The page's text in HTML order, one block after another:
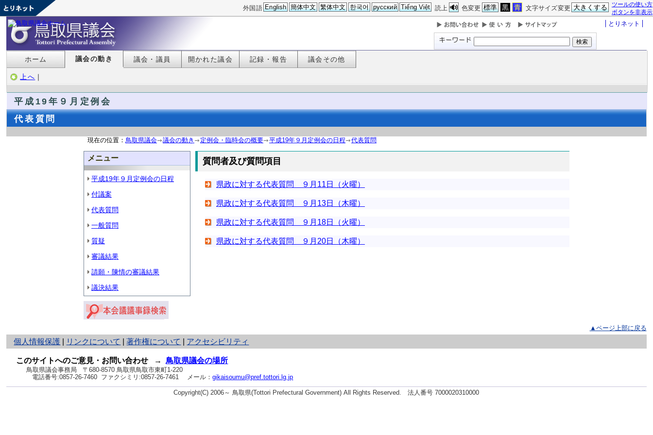
ツールの使い方
ボタンを非表示
文字サイズ変更 大きくする
色変更 標準 黒 青
読上
外国語 English 簡体中文 繁体中文 한국어 русский Tiếng Việt
とりネット
ホーム 議会の動き 議会・議員 開かれた議会 記録・報告 議会その他
上へ ｜
平成19年９月定例会
代表質問
現在の位置： 鳥取県議会 議会の動き 定例会・臨時会の概要 平成19年９月定例会の日程 代表質問
メニュー
平成19年９月定例会の日程
付議案
代表質問
一般質問
質疑
審議結果
請願・陳情の審議結果
議決結果
質問者及び質問項目
県政に対する代表質問 ９月11日（火曜）
県政に対する代表質問 ９月13日（木曜）
県政に対する代表質問 ９月18日（火曜）
県政に対する代表質問 ９月20日（木曜）
▲ページ上部に戻る
個人情報保護
と
り
ネ
ッ
ト
へ
リンクについて |著作権について アクセシビリティ
このサイトへのご意見・お問い合わせ →鳥取県議会の場所
鳥取県議会事務局
〒680-8570 鳥取県鳥取市東町1-220
電話番号:0857-26-7460 ファクシミリ:0857-26-7461 メール：gikaisoumu@pref.tottori.lg.jp
Copyright(C) 2006～ 鳥取県(Tottori Prefectural Government) All Rights Reserved. 法人番号 7000020310000